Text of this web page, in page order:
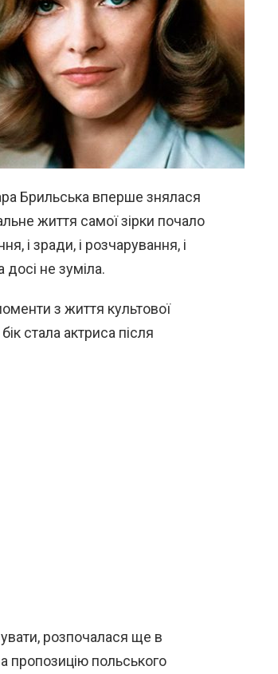
Брильська вперше знялася
життя самої зірки почало
і зради, і розчарування, і
досі не зуміла.
з життя культової
стала актриса після
розпочалася ще в
пропозицію польського